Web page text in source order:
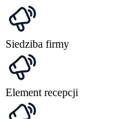
Siedziba firmy
Element recepcji